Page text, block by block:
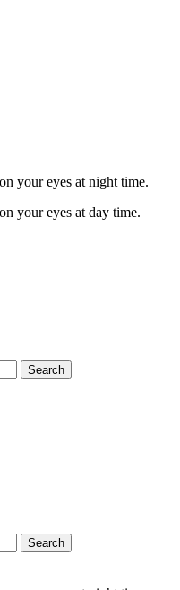
your eyes at night time.
your eyes at day time.
Search
Search